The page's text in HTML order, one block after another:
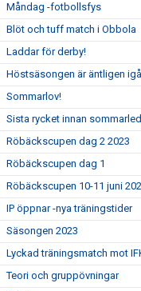
Måndag -fotbollsfys
Blöt och tuff match i Obbola
Laddar för derby!
Höstsäsongen är äntligen
Sommarlov!
Sista rycket innan
Röbäckscupen dag 2 2023
Röbäckscupen dag 1
Röbäckscupen 10-11 juni
IP öppnar -nya träningstider
Säsongen 2023
Lyckad träningsmatch mot
Teori och gruppövningar